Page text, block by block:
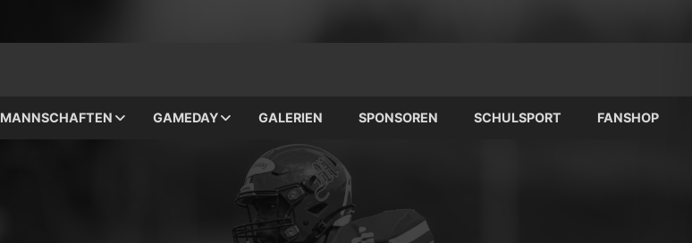
MANNSCHAFTEN GAMEDAY GALERIEN SPONSOREN SCHULSPORT FANSHOP